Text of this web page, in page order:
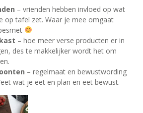
– vrienden hebben invloed op wat
op tafel zet. Waar je mee omgaat
– hoe meer verse producten er in
des te makkelijker wordt het om
– regelmaat en bewustwording
wat je eet en plan en eet bewust.